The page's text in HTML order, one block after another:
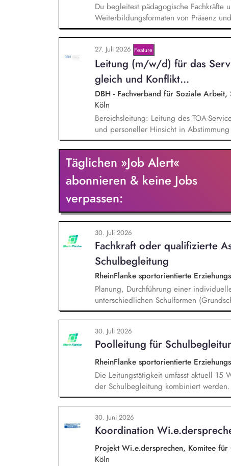
Du begleitest pädagogische Fachkräfte
Weiterbildungsformaten von Präsenz
und erstellst Online-Selbstlernkurse für
Schwerpunkte liegen dabei auf den
Mehrsprachigkeitsbewusstsein und
27. Juli 2026 Feature
Lei­tung (m/w/d) für das
gleich und Kon­flikt­...
DBH - Fachverband für Soziale
Köln
Bereichsleitung: Leitung des TOA-
und personeller Hinsicht in
Personalverantwortung für zwei
verantworten die strategische und
Servicebüros in den Bereichen
Projektmanagement: Verantwortliche
Rahmen von öffentlichen Zuwendungen.
Täglichen »Job Alert«
abonnieren & keine Jobs
verpassen:
30. Juli 2026
Fachkraft oder qualifizierte
Schulbegleitung
RheinFlanke sportorientierte
Planung, Durchführung einer
unterschiedlichen Schulformen
Unterstützung eines:einer Schüler:in im
und Vertrauensarbeit, gemeinsames
Lehrer:innen und
30. Juli 2026
Poolleitung für
RheinFlanke sportorientierte
Die Leitungstätigkeit umfasst aktuell 15
der Schulbegleitung kombiniert
Stellenvertretung, Einarbeitung neuer
Entwicklungsgespräche mit
Qualitätssicherung der pädagogischen
Hinblick auf die Schnittstelle zwischen
30. Juni 2026
Koordination
Projekt Wi.e.dersprechen, Komitee
Köln